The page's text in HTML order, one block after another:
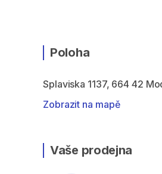
Poloha
Splaviska 1137, 664 42
Zobrazit na mapě
Vaše prodejna